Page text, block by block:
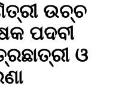
ଉଚ୍ଚ
ପଦବୀ
ଓ